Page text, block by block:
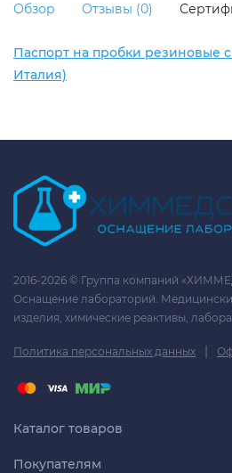
Обзор Отзывы (0)
Паспорт на пробки резиновые
Италия)
2016-2026 © Группа компаний
Оснащение лабораторий.
изделия, химические реактивы,
Политика персональных данных |
Каталог товаров
Покупателям